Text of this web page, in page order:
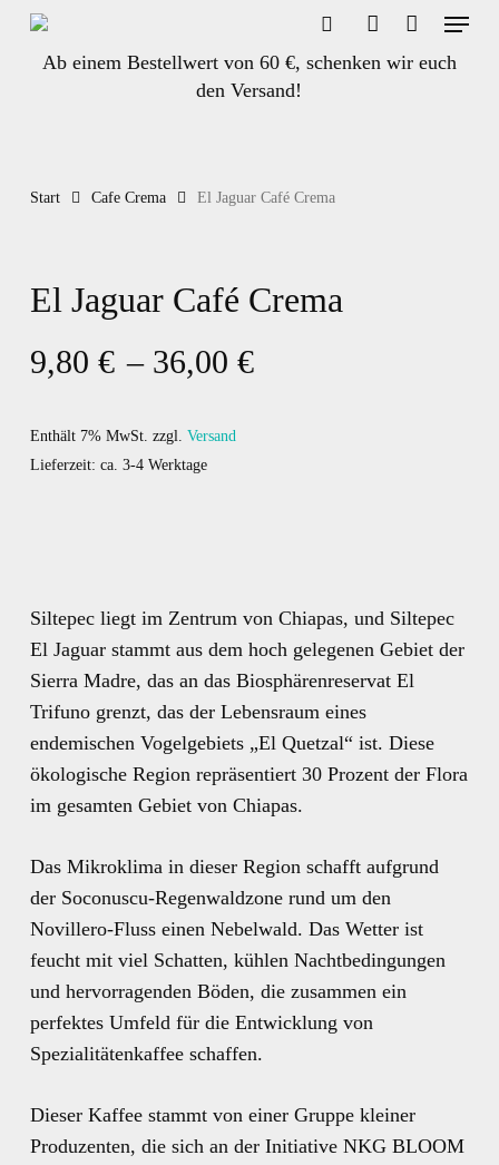
Menu
Ab einem Bestellwert von 60 €, schenken wir euch
den Versand!
Start Cafe Crema El Jaguar Café Crema
El Jaguar Café Crema
9,80 € – 36,00 €
Enthält 7% MwSt. zzgl. Versand
Lieferzeit: ca. 3-4 Werktage
Siltepec liegt im Zentrum von Chiapas, und Siltepec
El Jaguar stammt aus dem hoch gelegenen Gebiet der
Sierra Madre, das an das Biosphärenreservat El
Trifuno grenzt, das der Lebensraum eines
endemischen Vogelgebiets „El Quetzal“ ist. Diese
ökologische Region repräsentiert 30 Prozent der Flora
im gesamten Gebiet von Chiapas.
Das Mikroklima in dieser Region schafft aufgrund
der Soconuscu-Regenwaldzone rund um den
Novillero-Fluss einen Nebelwald. Das Wetter ist
feucht mit viel Schatten, kühlen Nachtbedingungen
und hervorragenden Böden, die zusammen ein
perfektes Umfeld für die Entwicklung von
Spezialitätenkaffee schaffen.
Dieser Kaffee stammt von einer Gruppe kleiner
Produzenten, die sich an der Initiative NKG BLOOM